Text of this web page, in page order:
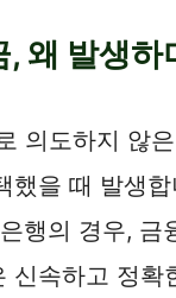
왜 발생
의도하지 않
을 때 발생
행의 경우,
속하고 정